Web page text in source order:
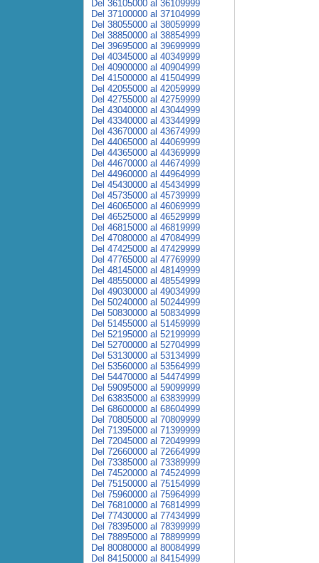
Del 36105000 al 36109999
Del 37100000 al 37104999
Del 38055000 al 38059999
Del 38850000 al 38854999
Del 39695000 al 39699999
Del 40345000 al 40349999
Del 40900000 al 40904999
Del 41500000 al 41504999
Del 42055000 al 42059999
Del 42755000 al 42759999
Del 43040000 al 43044999
Del 43340000 al 43344999
Del 43670000 al 43674999
Del 44065000 al 44069999
Del 44365000 al 44369999
Del 44670000 al 44674999
Del 44960000 al 44964999
Del 45430000 al 45434999
Del 45735000 al 45739999
Del 46065000 al 46069999
Del 46525000 al 46529999
Del 46815000 al 46819999
Del 47080000 al 47084999
Del 47425000 al 47429999
Del 47765000 al 47769999
Del 48145000 al 48149999
Del 48550000 al 48554999
Del 49030000 al 49034999
Del 50240000 al 50244999
Del 50830000 al 50834999
Del 51455000 al 51459999
Del 52195000 al 52199999
Del 52700000 al 52704999
Del 53130000 al 53134999
Del 53560000 al 53564999
Del 54470000 al 54474999
Del 59095000 al 59099999
Del 63835000 al 63839999
Del 68600000 al 68604999
Del 70805000 al 70809999
Del 71395000 al 71399999
Del 72045000 al 72049999
Del 72660000 al 72664999
Del 73385000 al 73389999
Del 74520000 al 74524999
Del 75150000 al 75154999
Del 75960000 al 75964999
Del 76810000 al 76814999
Del 77430000 al 77434999
Del 78395000 al 78399999
Del 78895000 al 78899999
Del 80080000 al 80084999
Del 84150000 al 84154999